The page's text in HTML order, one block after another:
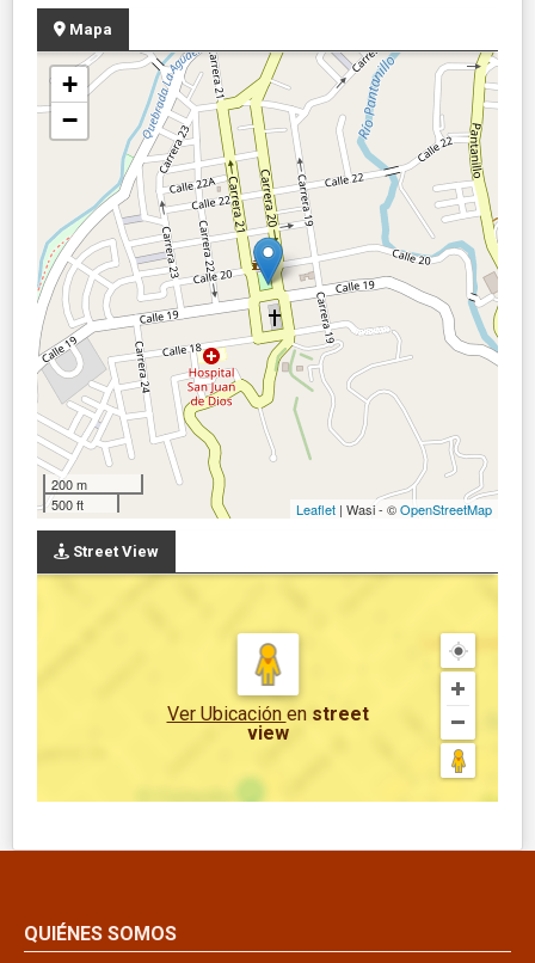
Mapa
+
−
200 m
500 ft
Leaflet | Wasi - ©OpenStreetMap
Street View
Ver Ubicación en street
view
QUIÉNES SOMOS